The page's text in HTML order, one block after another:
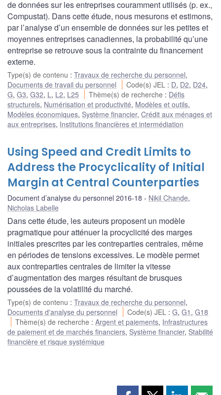
de données sur les entreprises couramment utilisés (p. ex.,
Compustat). Dans cette étude, nous mesurons et estimons,
par l’analyse d’un ensemble de données sur les petites et
moyennes entreprises canadiennes, la probabilité qu’une
entreprise se retrouve sous la contrainte du financement
externe.
Type(s) de contenu : Travaux de recherche du personnel,
Documents de travail du personnel
Code(s) JEL : D, D2, D24,
G, G3, G32, L , L2, L25 Thème(s) de recherche : Défis
structurels, Numérisation et productivité, Modèles et outils,
Modèles économiques, Système financier, Crédit aux ménages et
aux entreprises, Institutions financières et intermédiation
Using Speed and Credit Limits to
Address the Procyclicality of Initial
Margin at Central Counterparties
Document d’analyse du personnel 2016-18 Nikil Chande,
Nicholas Labelle
Dans cette étude, les auteurs proposent un modèle
pragmatique pour atténuer la procyclicité des marges
initiales prescrites par les contreparties centrales, même
en périodes de tensions excessives. Le modèle permet
aux contreparties centrales de limiter la vitesse
d’augmentation des marges résultant de brusques
poussées de la volatilité du marché.
Type(s) de contenu : Travaux de recherche du personnel,
Documents d'analyse du personnel
Code(s) JEL :G,G1 ,G18
Thème(s) de recherche :Argent et paiements, Infrastructures
de paiement et de marchés financiers, Système financier, Stabilité
financière et risque systémique